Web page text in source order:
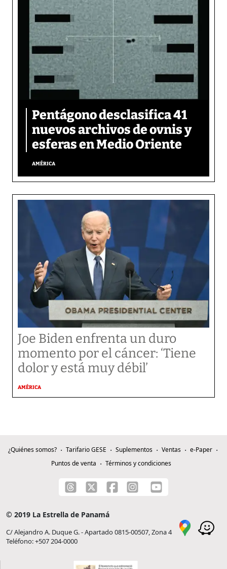
Pentágono desclasifica 41
nuevos archivos de ovnis y
esferas en Medio Oriente
AMÉRICA
Joe Biden enfrenta un duro
momento por el cáncer: ‘Tiene
dolor y está muy débil’
AMÉRICA
¿Quiénes somos? Tarifario GESE Suplementos Ventas
e-Paper
Puntos de venta
Términos y condiciones
© 2019 La Estrella de Panamá
C/ Alejandro A. Duque G. - Apartado 0815-00507, Zona 4
Teléfono: +507 204-0000